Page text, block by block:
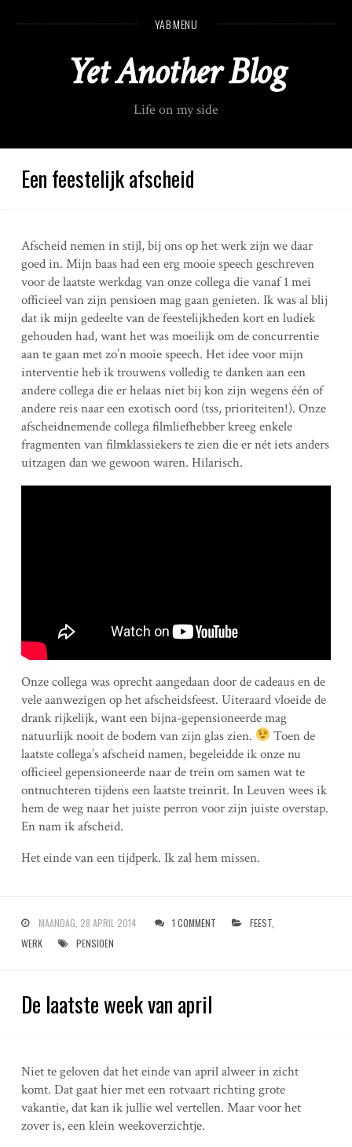
n
YAB MENU
Yet Another Blog
Life on my side
Een feestelijk afscheid
Afscheid nemen in stijl, bij ons op het werk zijn we daar
goed in. Mijn baas had een erg mooie speech geschreven
voor de laatste werkdag van onze collega die vanaf 1 mei
officieel van zijn pensioen mag gaan genieten. Ik was al blij
dat ik mijn gedeelte van de feestelijkheden kort en ludiek
gehouden had, want het was moeilijk om de concurrentie
aan te gaan met zo’n mooie speech. Het idee voor mijn
interventie heb ik trouwens volledig te danken aan een
andere collega die er helaas niet bij kon zijn wegens één of
andere reis naar een exotisch oord (tss, prioriteiten!). Onze
afscheidnemende collega filmliefhebber kreeg enkele
fragmenten van filmklassiekers te zien die er nét iets anders
uitzagen dan we gewoon waren. Hilarisch.
Onze collega was oprecht aangedaan door de cadeaus en de
vele aanwezigen op het afscheidsfeest. Uiteraard vloeide de
drank rijkelijk, want een bijna-gepensioneerde mag
natuurlijk nooit de bodem van zijn glas zien.
Toen de
laatste collega’s afscheid namen, begeleidde ik onze nu
officieel gepensioneerde naar de trein om samen wat te
ontnuchteren tijdens een laatste treinrit. In Leuven wees ik
hem de weg naar het juiste perron voor zijn juiste overstap.
En nam ik afscheid.
Het einde van een tijdperk. Ik zal hem missen.
MAANDAG, 28 APRIL 2014 1 COMMENT FEEST,
WERK
PENSIOEN
De laatste week van april
Niet te geloven dat het einde van april alweer in zicht
komt. Dat gaat hier met een rotvaart richting grote
vakantie, dat kan ik jullie wel vertellen. Maar voor het
zover is, een klein weekoverzichtje.